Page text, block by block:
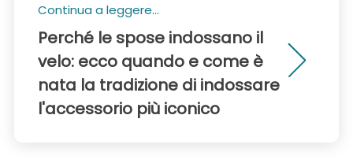
Continua a leggere...
Perché le spose indossano il
velo: ecco quando e come è
nata la tradizione di indossare
l'accessorio più iconico